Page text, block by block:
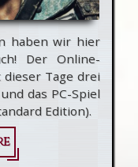
haben wir hier
Der Online-
dieser Tage drei
das PC-Spiel
Edition).